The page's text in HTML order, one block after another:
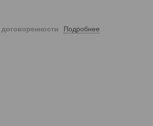
договоренности Подробнее